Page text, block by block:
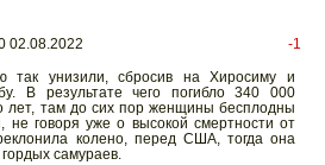
02.08.2022
-1
так унизили, сбросив на Хиросиму и
В результате чего погибло 340 000
лет, там до сих пор женщины бесплодны
не говоря уже о высокой смертности от
колено, перед США, тогда она
самураев.